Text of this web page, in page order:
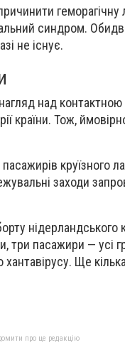
геморагічну
синдром.
не існує.
над
країни. Тож,
круїзного
заходи
нідерландського
три пасажири — усі
Ще
про це редакцію